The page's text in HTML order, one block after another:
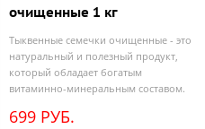
очищенные 1 кг
Тыквенные семечки очищенные - это
натуральный и полезный продукт,
который обладает богатым
витаминно-минеральным составом.
699 РУБ.